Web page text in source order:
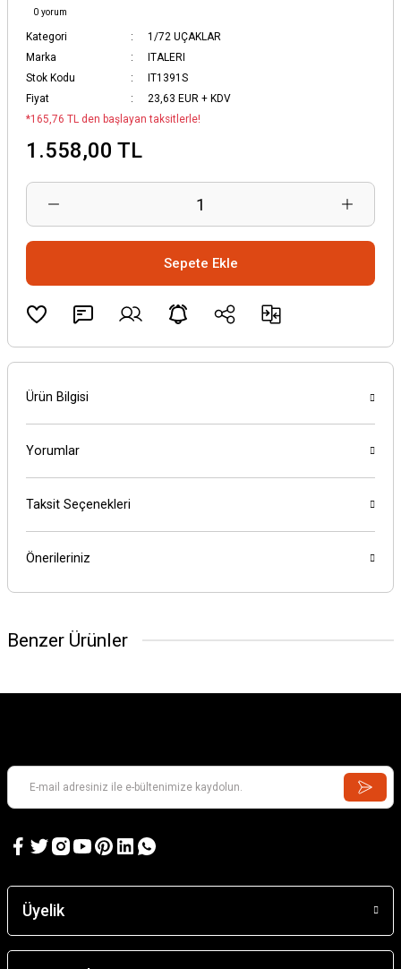
0 yorum
Kategori
1/72 UÇAKLAR
Marka
ITALERI
Stok Kodu
IT1391S
Fiyat
23,63 EUR + KDV
*165,76 TL den başlayan taksitlerle!
1.558,00 TL
Sepete Ekle
Ürün Bilgisi
Yorumlar
Taksit Seçenekleri
Önerileriniz
Benzer Ürünler
Üyelik